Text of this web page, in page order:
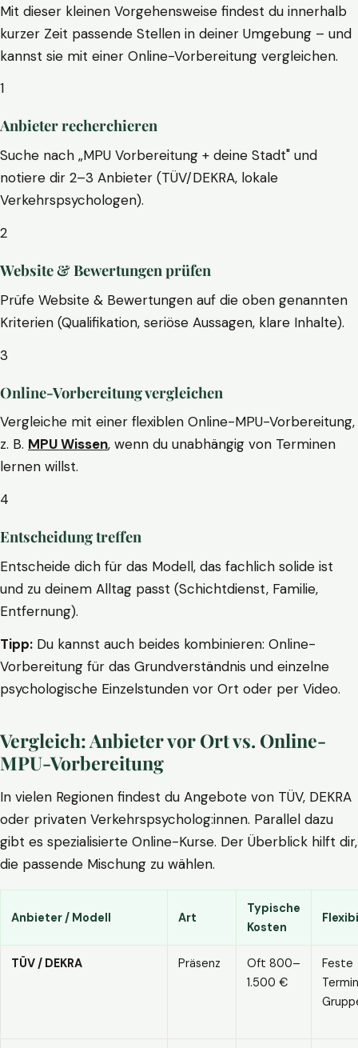
Mit dieser kleinen Vorgehensweise findest du innerhalb
kurzer Zeit passende Stellen in deiner Umgebung – und
kannst sie mit einer Online-Vorbereitung vergleichen.
1
Anbieter recherchieren
Suche nach „MPU Vorbereitung + deine Stadt" und
notiere dir 2–3 Anbieter (TÜV/DEKRA, lokale
Verkehrspsychologen).
2
Website & Bewertungen prüfen
Prüfe Website & Bewertungen auf die oben genannten
Kriterien (Qualifikation, seriöse Aussagen, klare Inhalte).
3
Online-Vorbereitung vergleichen
Vergleiche mit einer flexiblen Online-MPU-Vorbereitung,
z. B. MPU Wissen, wenn du unabhängig von Terminen
lernen willst.
4
Entscheidung treffen
Entscheide dich für das Modell, das fachlich solide ist
und zu deinem Alltag passt (Schichtdienst, Familie,
Entfernung).
Tipp: Du kannst auch beides kombinieren: Online-
Vorbereitung für das Grundverständnis und einzelne
psychologische Einzelstunden vor Ort oder per Video.
Vergleich: Anbieter vor Ort vs. Online-
MPU-Vorbereitung
In vielen Regionen findest du Angebote von TÜV, DEKRA
oder privaten Verkehrspsycholog:innen. Parallel dazu
gibt es spezialisierte Online-Kurse. Der Überblick hilft dir,
die passende Mischung zu wählen.
Anbieter / Modell Art
Typische
Kosten
TÜV / DEKRA Präsenz
Oft 800–
1.500 €
Feste